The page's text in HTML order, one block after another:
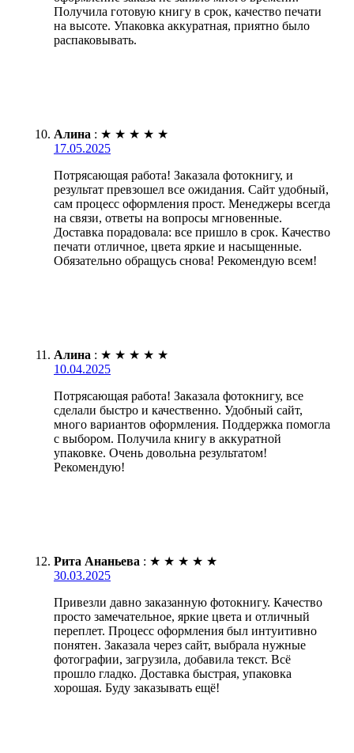
Получила готовую книгу в срок, качество печати
на высоте. Упаковка аккуратная, приятно было
распаковывать.
Алина : ★ ★ ★ ★ ★
17.05.2025
Потрясающая работа! Заказала фотокнигу, и
результат превзошел все ожидания. Сайт удобный,
сам процесс оформления прост. Менеджеры всегда
на связи, ответы на вопросы мгновенные.
Доставка порадовала: все пришло в срок. Качество
печати отличное, цвета яркие и насыщенные.
Обязательно обращусь снова! Рекомендую всем!
Алина : ★ ★ ★ ★ ★
10.04.2025
Потрясающая работа! Заказала фотокнигу, все
сделали быстро и качественно. Удобный сайт,
много вариантов оформления. Поддержка помогла
с выбором. Получила книгу в аккуратной
упаковке. Очень довольна результатом!
Рекомендую!
Рита Ананьева : ★ ★ ★ ★ ★
30.03.2025
Привезли давно заказанную фотокнигу. Качество
просто замечательное, яркие цвета и отличный
переплет. Процесс оформления был интуитивно
понятен. Заказала через сайт, выбрала нужные
фотографии, загрузила, добавила текст. Всё
прошло гладко. Доставка быстрая, упаковка
хорошая. Буду заказывать ещё!